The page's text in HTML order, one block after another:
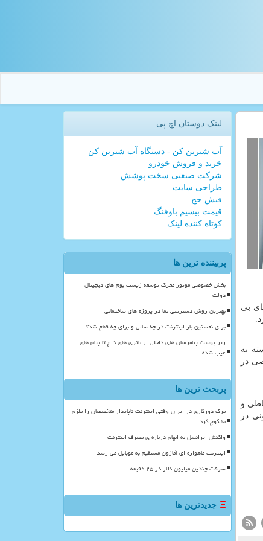
بی
به
در
و
در
لینک دوستان اچ پی
آب شیرین کن - دستگاه آب شیرین کن
خرید و فروش خودرو
شرکت صنعتی سخت پوشش
طراحی سایت
فیش حج
قیمت بیسیم باوفنگ
کوتاه کننده لینک
پربیننده ترین ها
بخش خصوصی موتور محرک توسعه زیست بوم های دیجیتال
دولت
بهترین روش دسترسی نما در پروژه های ساختمانی
برای نخستین بار اینترنت در چه سالی و برای چه قطع شد؟
زیر پوست پیامرسان های داخلی از باتری های داغ تا پیام های
غیب شده
پربحث ترین ها
مرگ دورکاری در ایران وقتی اینترنت ناپایدار متخصصان را ملزم
به کوچ کرد
واکنش ایرانسل به ابهام درباره ی مصرف اینترنت
اینترنت ماهواره ای آمازون مستقیم به موبایل می رسد
سرقت چندین میلیون دلار در ۲۵ دقیقه
جدیدترین ها